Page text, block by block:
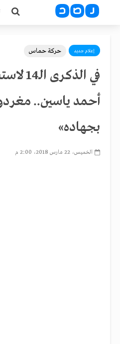
إعلام جديد حركة حماس
في
أحمد ياسين..
بجهاده»
الخميس، 22 مارس 2018، 2:00 م